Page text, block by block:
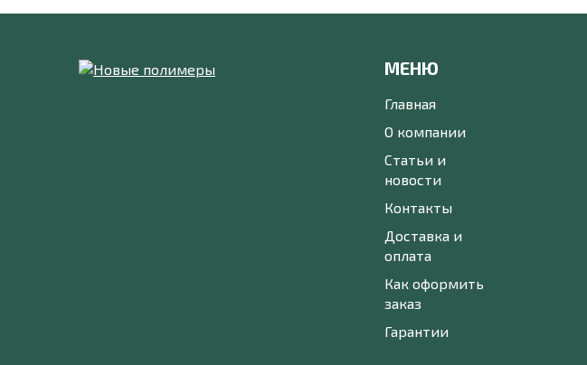
МЕНЮ
Главная
О компании
Статьи и
новости
Контакты
Доставка и
оплата
Как оформить
заказ
Гарантии